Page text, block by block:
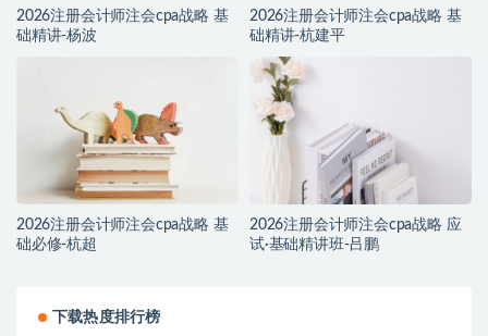
2026注册会计师注会cpa战略 基
础精讲-杨波
2026注册会计师注会cpa战略 基
础精讲-杭建平
2026注册会计师注会cpa战略 基
础必修-杭超
2026注册会计师注会cpa战略 应
试·基础精讲班-吕鹏
下载热度排行榜